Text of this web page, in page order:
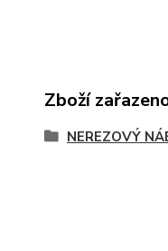
Zboží
NEREZOVÝ